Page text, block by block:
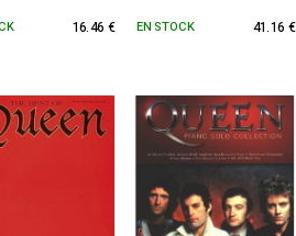
16.46 € EN STOCK 41.16 €